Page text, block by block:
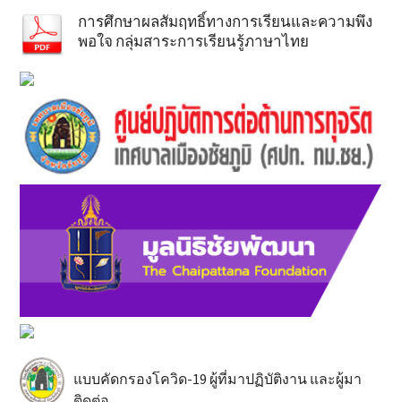
การศึกษาผลสัมฤทธิ์ทางการเรียนและความพึง
พอใจ กลุ่มสาระการเรียนรู้ภาษาไทย
แบบคัดกรองโควิด-19 ผู้ที่มาปฏิบัติงาน และผู้มา